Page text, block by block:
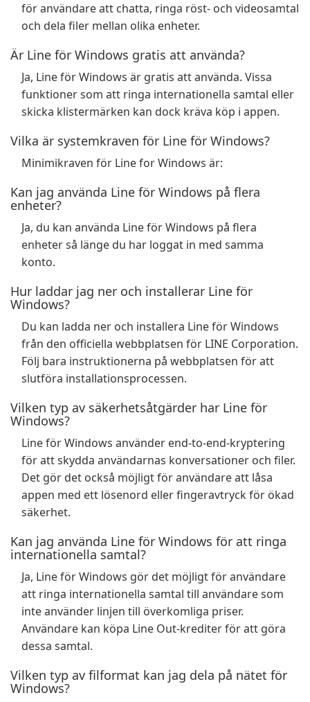
för användare att chatta, ringa röst- och videosamtal
och dela filer mellan olika enheter.
Är Line för Windows gratis att använda?
Ja, Line för Windows är gratis att använda. Vissa
funktioner som att ringa internationella samtal eller
skicka klistermärken kan dock kräva köp i appen.
Vilka är systemkraven för Line för Windows?
Minimikraven för Line for Windows är:
Kan jag använda Line för Windows på flera
enheter?
Ja, du kan använda Line för Windows på flera
enheter så länge du har loggat in med samma
konto.
Hur laddar jag ner och installerar Line för
Windows?
Du kan ladda ner och installera Line för Windows
från den officiella webbplatsen för LINE Corporation.
Följ bara instruktionerna på webbplatsen för att
slutföra installationsprocessen.
Vilken typ av säkerhetsåtgärder har Line för
Windows?
Line för Windows använder end-to-end-kryptering
för att skydda användarnas konversationer och filer.
Det gör det också möjligt för användare att låsa
appen med ett lösenord eller fingeravtryck för ökad
säkerhet.
Kan jag använda Line för Windows för att ringa
internationella samtal?
Ja, Line för Windows gör det möjligt för användare
att ringa internationella samtal till användare som
inte använder linjen till överkomliga priser.
Användare kan köpa Line Out-krediter för att göra
dessa samtal.
Vilken typ av filformat kan jag dela på nätet för
Windows?